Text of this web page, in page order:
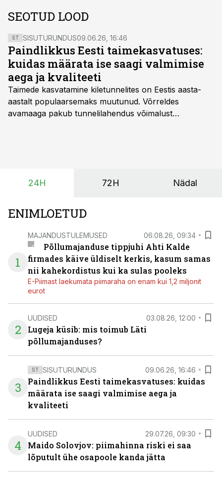
SEOTUD LOOD
ST SISUTURUNDUS09.06.26, 16:46
Paindlikkus Eesti taimekasvatuses:
kuidas määrata ise saagi valmimise
aega ja kvaliteeti
Taimede kasvatamine kiletunnelites on Eestis aasta-
aastalt populaarsemaks muutunud. Võrreldes
avamaaga pakub tunnelilahendus võimalust
24H 72H Nädal
ENIMLOETUD
1
MAJANDUSTULEMUSED 06.08.26, 09:34
Põllumajanduse tippjuhi Ahti Kalde
firmades käive üldiselt kerkis, kasum samas
nii kahekordistus kui ka sulas pooleks
E-Piimast laekumata piimaraha on enam kui 1,2 miljonit
eurot
2
UUDISED 03.08.26, 12:00
Lugeja küsib: mis toimub Läti
põllumajanduses?
3
ST SISUTURUNDUS 09.06.26, 16:46
Paindlikkus Eesti taimekasvatuses: kuidas
määrata ise saagi valmimise aega ja
kvaliteeti
4
UUDISED 29.07.26, 09:30
Maido Solovjov: piimahinna riski ei saa
lõputult ühe osapoole kanda jätta